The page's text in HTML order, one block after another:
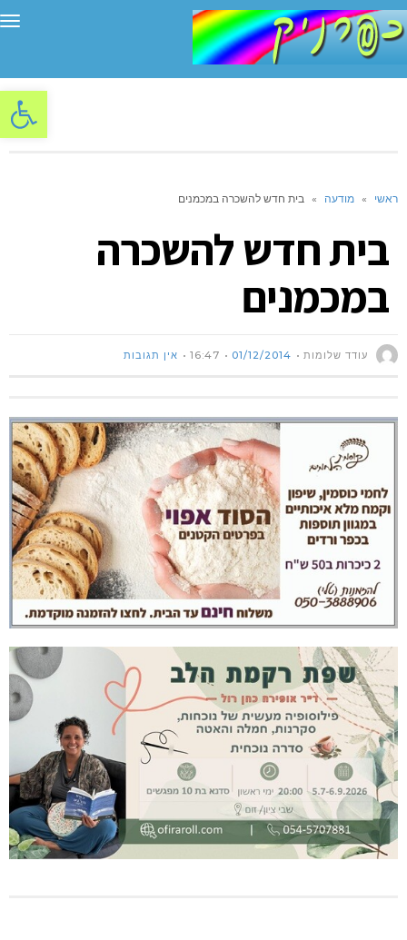
פתח
ראשי » מודעה » בית חדש להשכרה במכמנים
בית חדש להשכרה
במכמנים
עודד שלומות 01/12/2014
16:47 אין תגובות